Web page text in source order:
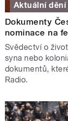
Aktuální dění
Dokumenty
nominace na
Svědectví o
syna nebo
dokumentů,
Radio.